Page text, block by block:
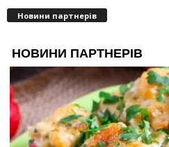
Новини партнерів